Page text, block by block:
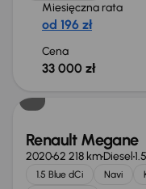
Miesięczna rata
od 196 zł
Cena
33 000 zł
Renault Megane
202062 218 kmDiesel
1.5 Blue dCi Navi